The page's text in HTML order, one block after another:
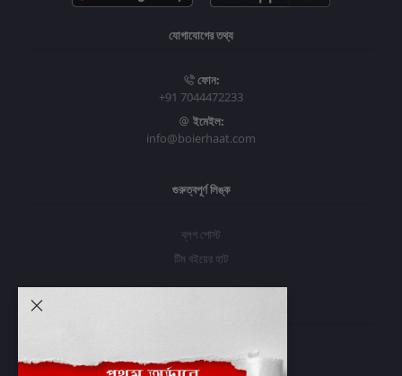
যোগাযোগের তথ্য
ফোন:
+91 7044472233
ইমেইল:
info@boierhaat.com
গুরুত্বপূর্ণ লিঙ্ক
ব্লগ পোস্ট
টিম বইয়ের হাট
প্রবেশ করুন